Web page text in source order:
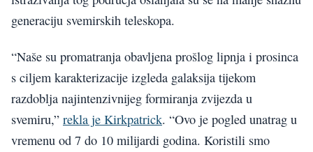
generaciju svemirskih teleskopa.
“Naše su promatranja obavljena prošlog lipnja i prosinca
s ciljem karakterizacije izgleda galaksija tijekom
razdoblja najintenzivnijeg formiranja zvijezda u
svemiru,” rekla je Kirkpatrick. “Ovo je pogled unatrag u
vremenu od 7 do 10 milijardi godina. Koristili smo